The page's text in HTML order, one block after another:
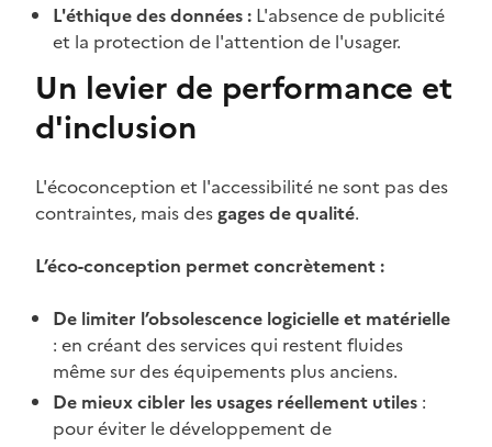
L'éthique des données : L'absence de publicité
et la protection de l'attention de l'usager.
Un levier de performance et
d'inclusion
L'écoconception et l'accessibilité ne sont pas des
contraintes, mais desgages de qualité.
L’éco-conception permet concrètement :
De limiter l’obsolescence logicielle et matérielle
: en créant des services qui restent fluides
même sur des équipements plus anciens.
De mieux cibler les usages réellement utiles :
pour éviter le développement de